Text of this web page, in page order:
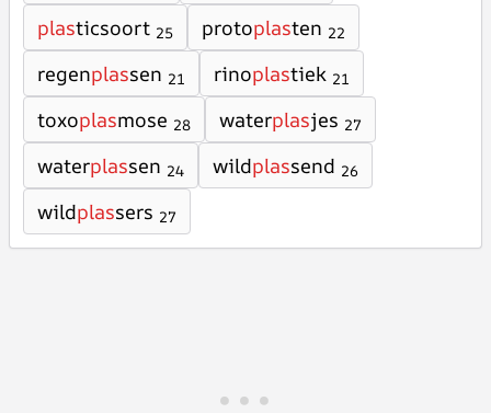
plasticsoort 25 protoplasten 22
regenplassen 21 rinoplastiek 21
toxoplasmose 28 waterplasjes 27
waterplassen 24 wildplassend 26
wildplassers 27